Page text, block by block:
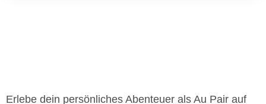
Erlebe dein persönliches Abenteuer als Au Pair auf